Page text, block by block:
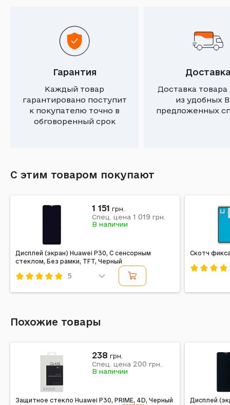
Гарантия
Каждый товар
гарантировано поступит
к покупателю точно в
обговоренный срок
Доставка
из удобных
предложенных
С этим товаром покупают
Дисплей (экран) Huawei P30, С сенсорным
стеклом, Без рамки, TFT, Черный
5
1 151 грн.
Спец. цена 1 019 грн.
В наличии
Скотч
Похожие товары
Защитное стекло Huawei P30, PRIME, 4D, Черный
238 грн.
Спец. цена 200 грн.
В наличии
Дисплей